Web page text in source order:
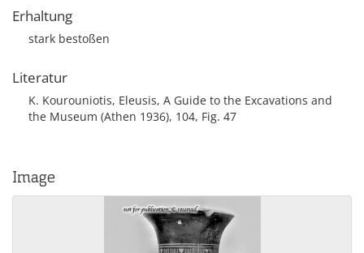
Erhaltung
stark bestoßen
Literatur
K. Kourouniotis, Eleusis, A Guide to the Excavations and
the Museum (Athen 1936), 104, Fig. 47
Image